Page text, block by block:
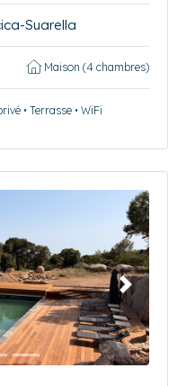
Suarella
Maison (4 chambres)
• Terrasse • WiFi
Suivant